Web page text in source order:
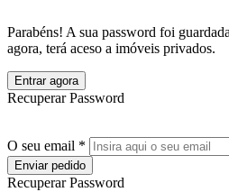
Parabéns! A sua password foi
agora, terá aceso a imóveis privados.
Entrar agora
Recuperar Password
O seu email *
Enviar pedido
Recuperar Password